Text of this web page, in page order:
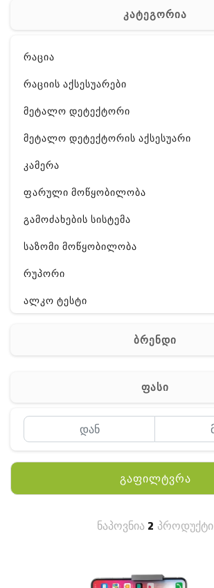
კატეგორია
რაცია
რაციის აქსესუარები
მეტალო დეტექტორი
მეტალო დეტექტორის აქსესუარი
კამერა
ფარული მოწყობილობა
გამოძახების სისტემა
საზომი მოწყობილობა
რუპორი
ალკო ტესტი
ჰაერის დამატენიანებელი
მაგნიტი
სხვა
ბრენდი
ფასი
გაფილტვრა
ნაპოვნია2 პროდუქტი